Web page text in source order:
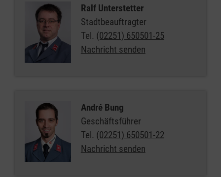
Ralf Unterstetter
Stadtbeauftragter
Tel. (02251) 650501-25
Nachricht senden
André Bung
Geschäftsführer
Tel. (02251) 650501-22
Nachricht senden